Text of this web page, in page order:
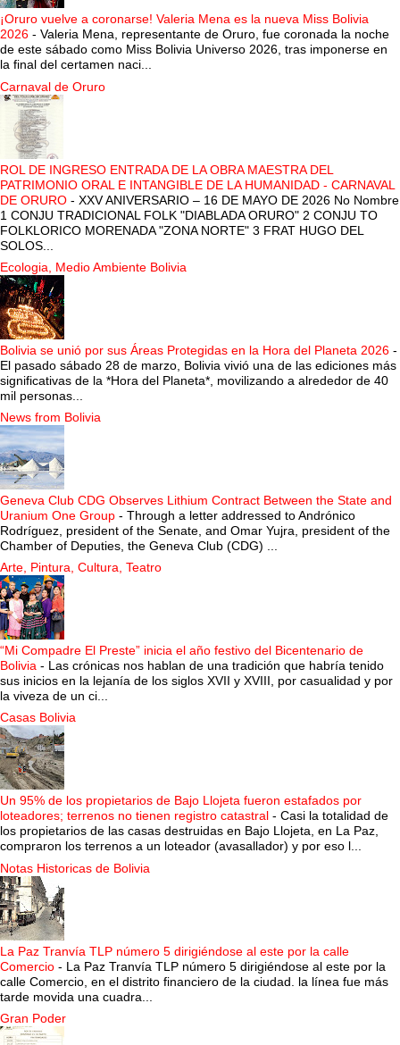
¡Oruro vuelve a coronarse! Valeria Mena es la nueva Miss Bolivia
2026 - Valeria Mena, representante de Oruro, fue coronada la noche
de este sábado como Miss Bolivia Universo 2026, tras imponerse en
la final del certamen naci...
Carnaval de Oruro
ROL DE INGRESO ENTRADA DE LA OBRA MAESTRA DEL
PATRIMONIO ORAL E INTANGIBLE DE LA HUMANIDAD - CARNAVAL
DE ORURO - XXV ANIVERSARIO – 16 DE MAYO DE 2026 No Nombre
1 CONJU TRADICIONAL FOLK "DIABLADA ORURO" 2 CONJU TO
FOLKLORICO MORENADA "ZONA NORTE" 3 FRAT HUGO DEL
SOLOS...
Ecologia, Medio Ambiente Bolivia
Bolivia se unió por sus Áreas Protegidas en la Hora del Planeta 2026 -
El pasado sábado 28 de marzo, Bolivia vivió una de las ediciones más
significativas de la *Hora del Planeta*, movilizando a alrededor de 40
mil personas...
News from Bolivia
Geneva Club CDG Observes Lithium Contract Between the State and
Uranium One Group - Through a letter addressed to Andrónico
Rodríguez, president of the Senate, and Omar Yujra, president of the
Chamber of Deputies, the Geneva Club (CDG) ...
Arte, Pintura, Cultura, Teatro
“Mi Compadre El Preste” inicia el año festivo del Bicentenario de
Bolivia - Las crónicas nos hablan de una tradición que habría tenido
sus inicios en la lejanía de los siglos XVII y XVIII, por casualidad y por
la viveza de un ci...
Casas Bolivia
Un 95% de los propietarios de Bajo Llojeta fueron estafados por
loteadores; terrenos no tienen registro catastral - Casi la totalidad de
los propietarios de las casas destruidas en Bajo Llojeta, en La Paz,
compraron los terrenos a un loteador (avasallador) y por eso l...
Notas Historicas de Bolivia
La Paz Tranvía TLP número 5 dirigiéndose al este por la calle
Comercio - La Paz Tranvía TLP número 5 dirigiéndose al este por la
calle Comercio, en el distrito financiero de la ciudad. la línea fue más
tarde movida una cuadra...
Gran Poder